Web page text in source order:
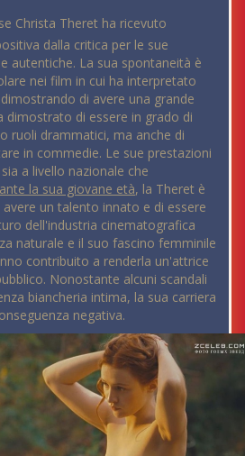
Christa Theret ha ricevuto
dalla critica per le sue
autentiche. La sua spontaneità è
nei film in cui ha interpretato
di avere una grande
dimostrato di essere in grado di
ruoli drammatici, ma anche di
in commedie. Le sue prestazioni
a livello nazionale che
la sua giovane età, la Theret è
un talento innato e di essere
dell'industria cinematografica
naturale e il suo fascino femminile
contribuito a renderla un'attrice
Nonostante alcuni scandali
biancheria intima, la sua carriera
negativa.